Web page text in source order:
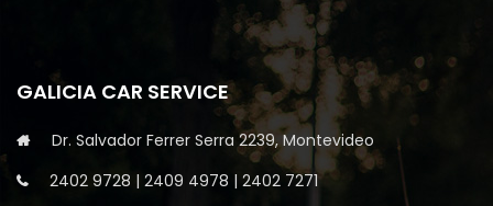
GALICIA CAR SERVICE
Dr. Salvador Ferrer Serra 2239, Montevideo
2402 9728 | 2409 4978 | 2402 7271